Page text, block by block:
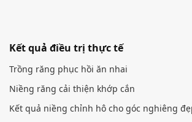
Kết quả điều trị thực tế
Trồng răng phục hồi ăn nhai
Niềng răng cải thiện khớp cắn
Kết quả niềng chỉnh hô cho góc nghiêng